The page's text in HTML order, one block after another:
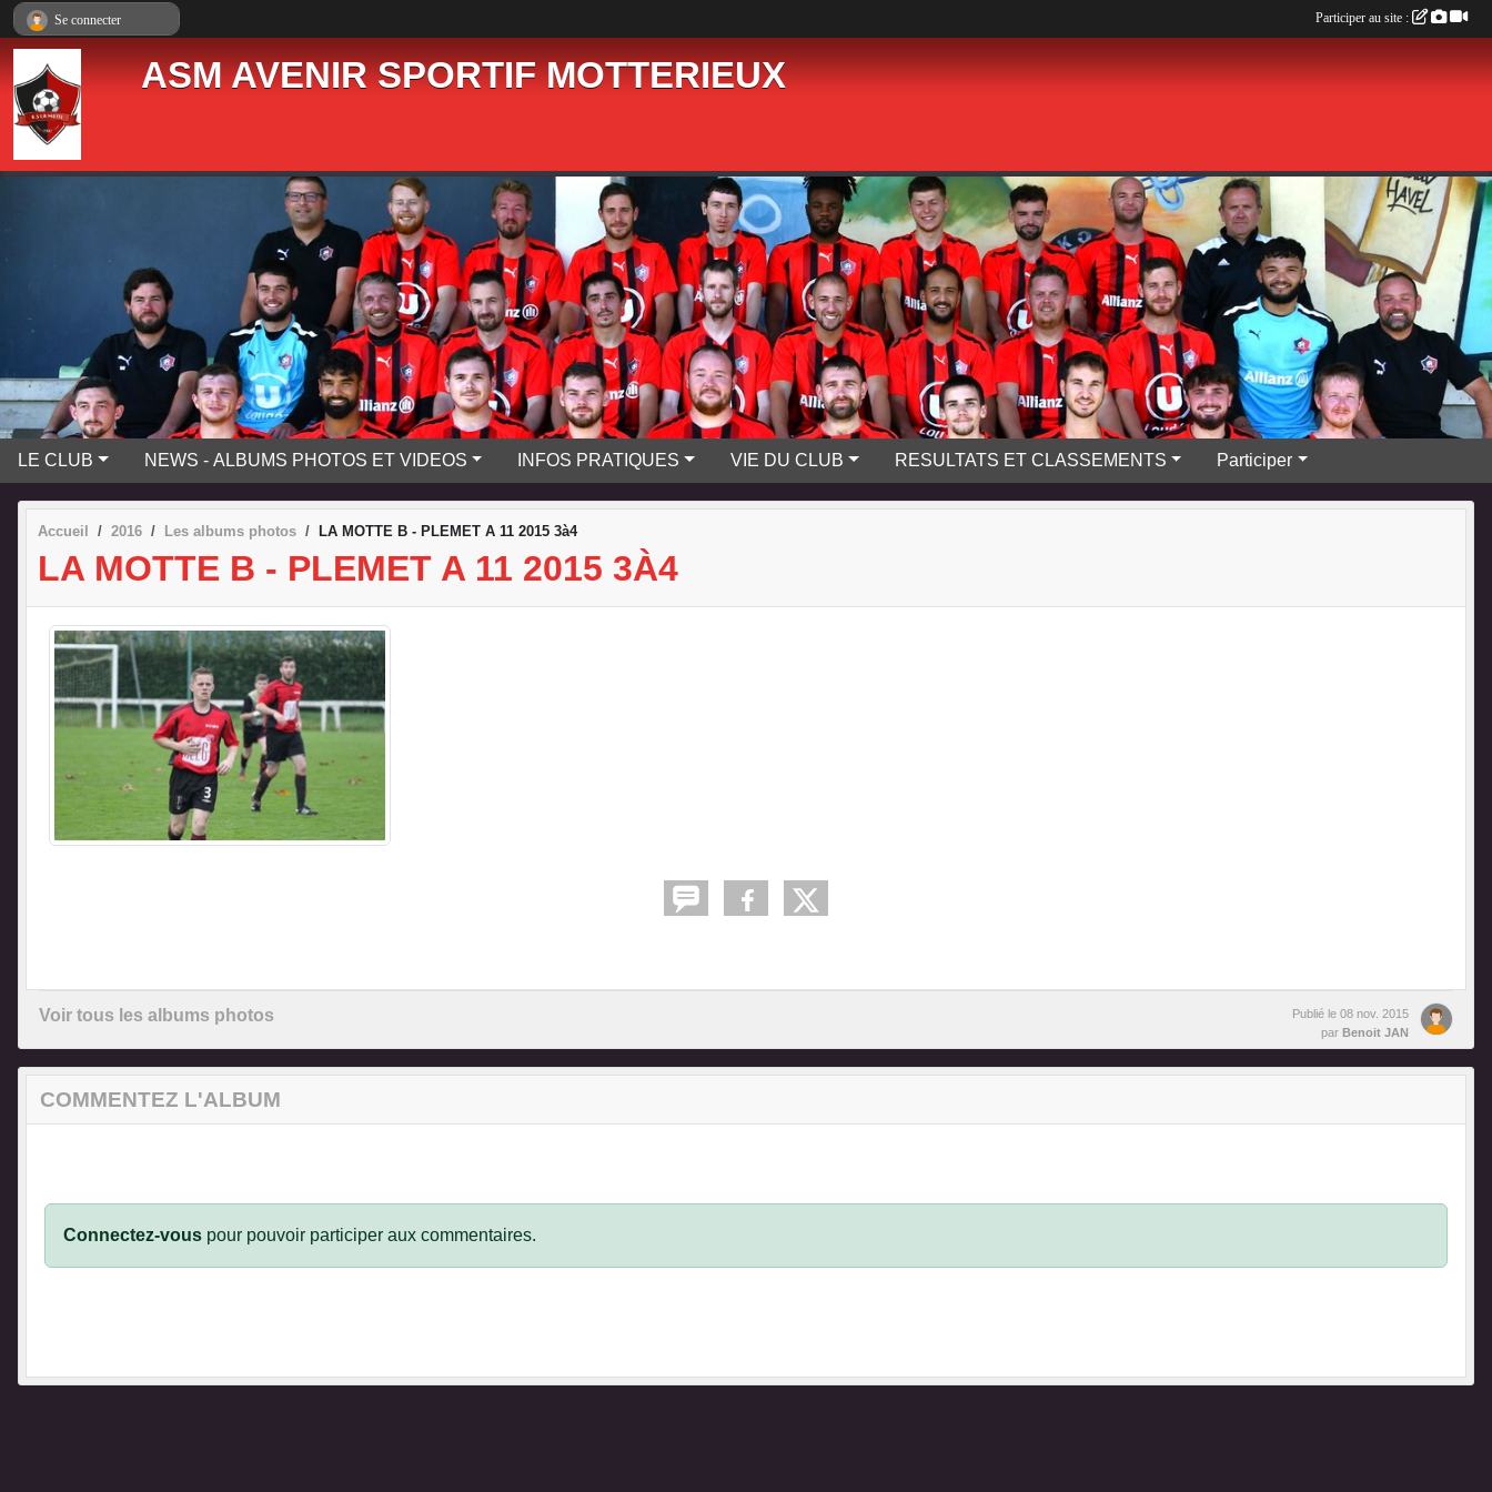
ASM AVENIR SPORTIF MOTTERIEUX
LE CLUB NEWS - ALBUMS PHOTOS ET VIDEOS INFOS PRATIQUES VIE DU CLUB RESULTATS ET CLASSEMENTS Participer
Accueil 2016 Les albums photos LA MOTTE B - PLEMET A 11 2015 3à4
LA MOTTE B - PLEMET A 11 2015 3À4
Voir tous les albums photos Publié le 08 nov. 2015
par Benoit JAN
COMMENTEZ L'ALBUM
Connectez-vous pour pouvoir participer aux commentaires.
Se connecter Participer au site :
Panneau de gestion des cookies